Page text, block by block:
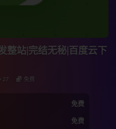
整站|完结无秘|百度云下
27 免费
免费
免费